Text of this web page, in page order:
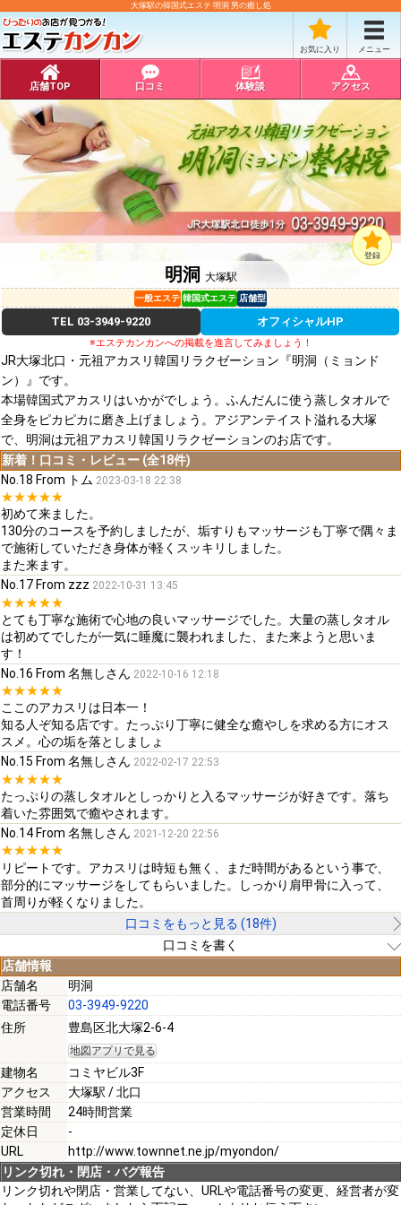
大塚駅の韓国式エステ 明洞 男の癒し処
お気に入り メニュー
店舗TOP 口コミ 体験談 アクセス
明洞 大塚駅
登録
一般エステ 韓国式エステ 店舗型
TEL 03-3949-9220 オフィシャルHP
※エステカンカンへの掲載を進言してみましょう！
JR大塚北口・元祖アカスリ韓国リラクゼーション『明洞（ミョンド
ン）』です。
本場韓国式アカスリはいかがでしょう。ふんだんに使う蒸しタオルで
全身をピカピカに磨き上げましょう。アジアンテイスト溢れる大塚
で、明洞は元祖アカスリ韓国リラクゼーションのお店です。
新着！口コミ・レビュー (全18件)
No.18 From トム 2023-03-18 22:38
★★★★★
初めて来ました。
130分のコースを予約しましたが、垢すりもマッサージも丁寧で隅々ま
で施術していただき身体が軽くスッキリしました。
また来ます。
No.17 From zzz 2022-10-31 13:45
★★★★★
とても丁寧な施術で心地の良いマッサージでした。大量の蒸しタオル
は初めてでしたが一気に睡魔に襲われました、また来ようと思いま
す！
No.16 From 名無しさん 2022-10-16 12:18
★★★★★
ここのアカスリは日本一！
知る人ぞ知る店です。たっぷり丁寧に健全な癒やしを求める方にオス
スメ。心の垢を落としましょ
No.15 From 名無しさん 2022-02-17 22:53
★★★★★
たっぷりの蒸しタオルとしっかりと入るマッサージが好きです。落ち
着いた雰囲気で癒やされます。
No.14 From 名無しさん 2021-12-20 22:56
★★★★★
リピートです。アカスリは時短も無く、まだ時間があるという事で、
部分的にマッサージをしてもらいました。しっかり肩甲骨に入って、
首周りが軽くなりました。
口コミをもっと見る (18件)
口コミを書く
[必須]
[必須]
[必須]
店舗情報
店舗名
明洞
電話番号
03-3949-9220
住所
豊島区北大塚2-6-4
地図アプリで見る
建物名
コミヤビル3F
アクセス
大塚駅 / 北口
営業時間
24時間営業
定休日
-
URL
http://www.townnet.ne.jp/myondon/
リンク切れ・閉店・バグ報告
リンク切れや閉店・営業してない、URLや電話番号の変更、経営者が変